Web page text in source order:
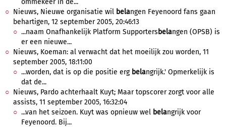
ommekeer in de...
Nieuws, Nieuwe organisatie wil belangen Feyenoord fans gaan
behartigen, 12 september 2005, 20:46:13
...naam Onafhankelijk Platform Supporters belangen (OPSB) is
er een nieuwe...
Nieuws, Koeman: al verwacht dat het moeilijk zou worden, 11
september 2005, 18:11:00
...worden, dat is op die positie erg belangrijk.' Opmerkelijk is
dat de...
Nieuws, Pardo achterhaalt Kuyt; Maar topscorer zorgt voor alle
assists, 11 september 2005, 16:32:04
...van het seizoen. Kuyt was opnieuw wel belangrijk voor
Feyenoord. Bij...